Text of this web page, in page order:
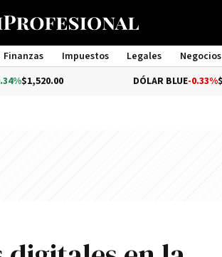
Finanzas Impuestos Legales Negocios
Management
DÓLAR BLUE-0.33%$1,540.00